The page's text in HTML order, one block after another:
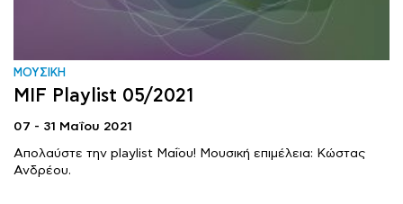
ΜΟΥΣΙΚΗ
MIF Playlist 05/2021
07 - 31 Μαΐου 2021
Απολαύστε την playlist Μαΐου! Μουσική επιμέλεια: Κώστας
Ανδρέου.